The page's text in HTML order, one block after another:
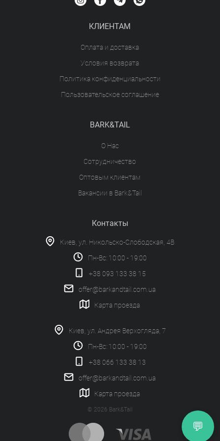
КЛИЕНТАМ
Оплата и доставка
Условия возврата
Политика конфиденциальности
Пользовательское соглашение
BARK&TAIL
О Нас
Сотрудничество
Оптовым клиентам
Вакансии в Bark&Tail
Контакты
Киев, ул. Никольско-Слободская, 4В
Пн-Вс: 10:00 - 19:00
+38 093 133 38 15
offer@barkandtail.com.ua
Карта проезда
Киев, ул. Андрея Верхогляда, 7
Пн-Вс: 10:00 - 19:00
+38 066 133 38 13
offer@barkandtail.com.ua
Карта проезда
© 2026 Bark&Tail
💬